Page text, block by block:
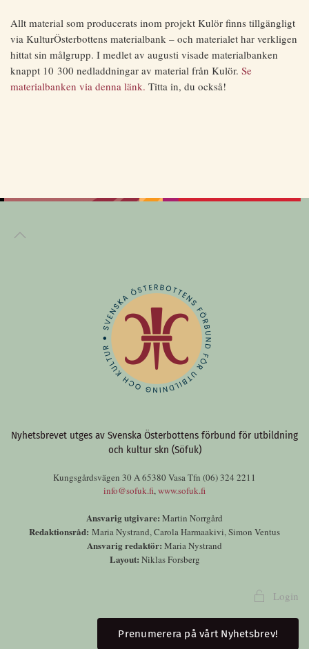
Allt material som producerats inom projekt Kulör finns tillgängligt
via KulturÖsterbottens materialbank – och materialet har verkligen
hittat sin målgrupp. I medlet av augusti visade materialbanken
knappt 10 300 nedladdningar av material från Kulör. Se
materialbanken via denna länk. Titta in, du också!
Nyhetsbrevet utges av Svenska Österbottens förbund för utbildning
och kultur skn (Söfuk)
Kungsgårdsvägen 30 A 65380 Vasa Tfn (06) 324 2211
info@sofuk.fi, www.sofuk.fi
Ansvarig utgivare: Martin Norrgård
Redaktionsråd: Maria Nystrand, Carola Harmaakivi, Simon Ventus
Ansvarig redaktör: Maria Nystrand
Layout: Niklas Forsberg
Login
Prenumerera på vårt Nyhetsbrev!